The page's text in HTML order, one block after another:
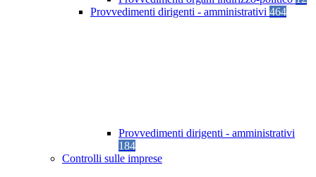
Provvedimenti dirigenti - amministrativi 464
Provvedimenti dirigenti - amministrativi
184
Controlli sulle imprese